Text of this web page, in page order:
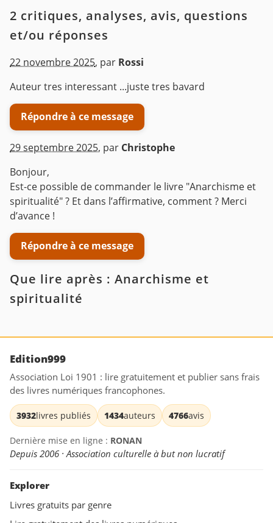
2 critiques, analyses, avis, questions
et/ou réponses
22 novembre 2025, par Rossi
Auteur tres interessant ...juste tres bavard
Répondre à ce message
29 septembre 2025, par Christophe
Bonjour,
Est-ce possible de commander le livre "Anarchisme et
spiritualité" ? Et dans l’affirmative, comment ? Merci
d’avance !
Répondre à ce message
Que lire après : Anarchisme et
spiritualité
Edition999
Association Loi 1901 : lire gratuitement et publier sans frais
des livres numériques francophones.
3932livres publiés 1434auteurs 4766avis
Dernière mise en ligne : RONAN
Depuis 2006 · Association culturelle à but non lucratif
Explorer
Livres gratuits par genre